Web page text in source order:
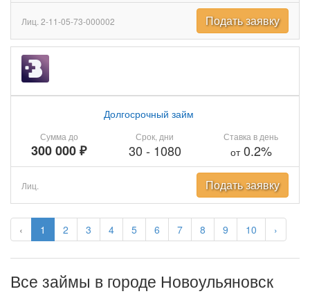
‹ 1 2 3 4 5 6 7 8 9 10 ›
Лиц. 2-11-05-73-000002 Подать заявку
Сумма до
300 000 ₽
Долгосрочный займ
Срок, дни
30 - 1080
Ставка в день
от0.2%
Лиц. Подать заявку
Все займы в городе Новоульяновск